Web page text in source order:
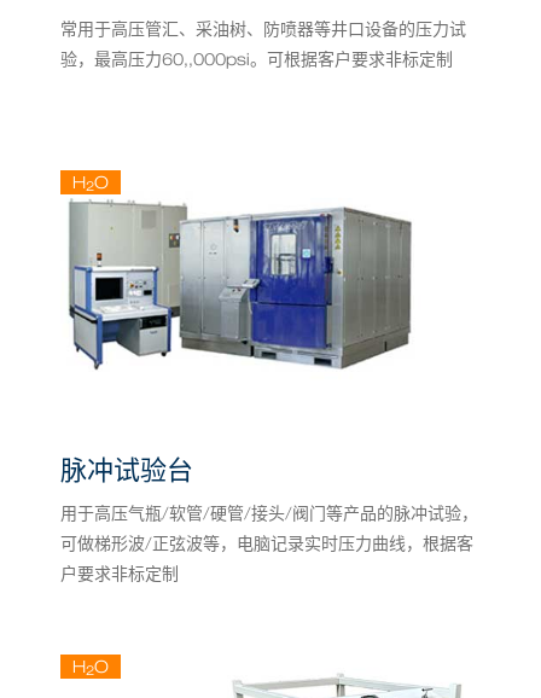
常用于高压管汇、采油树、防喷器等井口设备的压力试
验，最高压力60,,000psi。可根据客户要求非标定制
H2O
脉冲试验台
用于高压气瓶/软管/硬管/接头/阀门等产品的脉冲试验，
可做梯形波/正弦波等，电脑记录实时压力曲线，根据客
户要求非标定制
H2O